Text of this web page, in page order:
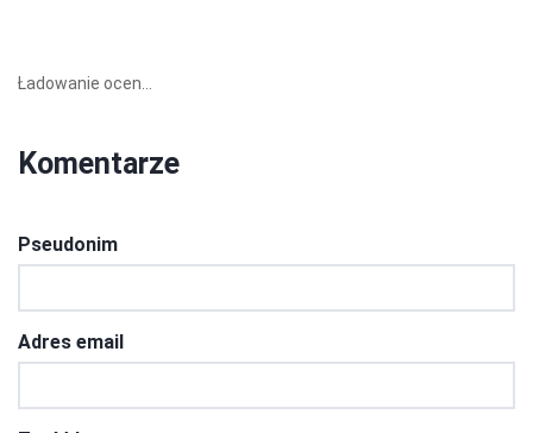
Ładowanie ocen...
Komentarze
Pseudonim
Adres email